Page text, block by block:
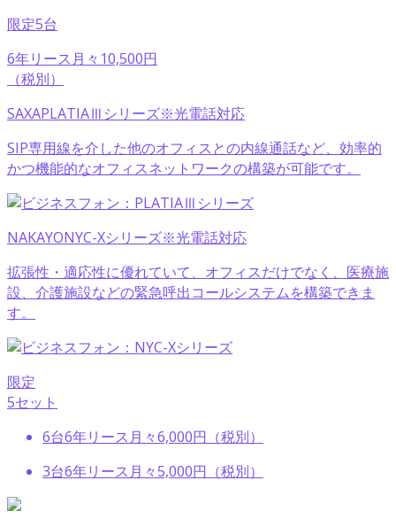
限定5台
6年リース 月々 10,500円
（税別）
SAXAPLATIAⅢシリーズ※光電話対応
SIP専用線を介した他のオフィスとの内線通話など、効率的
かつ機能的なオフィスネットワークの構築が可能です。
NAKAYONYC-Xシリーズ※光電話対応
拡張性・適応性に優れていて、オフィスだけでなく、医療施
設、介護施設などの緊急呼出コールシステムを構築できま
す。
限定
5セット
6台6年リース 月々6,000円 （税別）
3台6年リース 月々5,000円 （税別）